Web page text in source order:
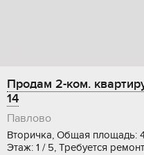
Продам 2-ком.
14
Павлово
Вторичка, Общая площадь:
Этаж: 1 / 5, Требуется